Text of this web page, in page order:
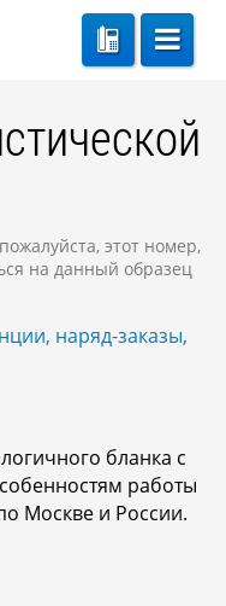
этот номер,
на данный образец
наряд-заказы,
бланка с
работы
Москве и России.